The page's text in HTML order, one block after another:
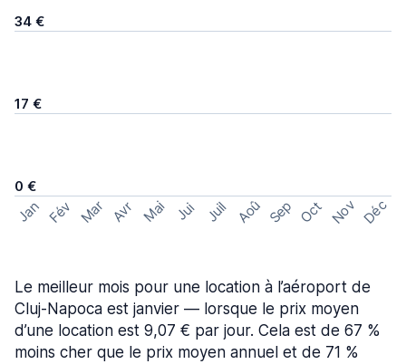
34 €
17 €
0 €
Jan Fév Mar Avr Mai Jui Juil Aoû Sep Oct Nov Déc
Le meilleur mois pour une location à l’aéroport de
Cluj-Napoca est janvier — lorsque le prix moyen
d’une location est 9,07 € par jour. Cela est de 67 %
moins cher que le prix moyen annuel et de 71 %